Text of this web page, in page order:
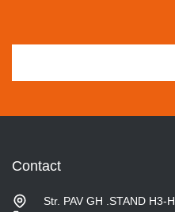
Contact
Str. PAV GH .STAND H3-